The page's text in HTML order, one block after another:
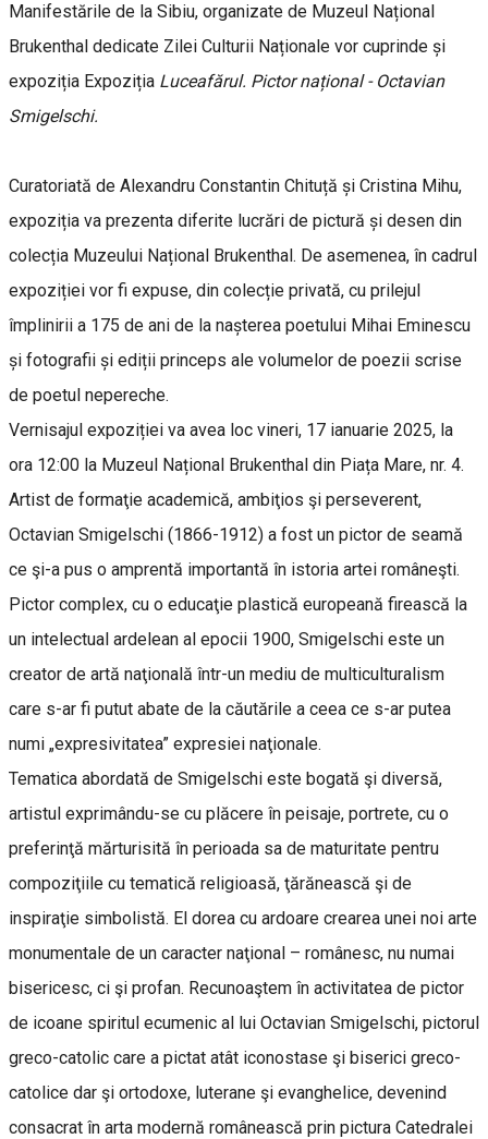
Manifestările de la Sibiu, organizate de Muzeul Național
Brukenthal dedicate Zilei Culturii Naționale vor cuprinde și
expoziția Expoziția Luceafărul. Pictor național - Octavian
Smigelschi.
Curatoriată de Alexandru Constantin Chituță și Cristina Mihu,
expoziția va prezenta diferite lucrări de pictură și desen din
colecția Muzeului Național Brukenthal. De asemenea, în cadrul
expoziției vor fi expuse, din colecție privată, cu prilejul
împlinirii a 175 de ani de la nașterea poetului Mihai Eminescu
și fotografii și ediții princeps ale volumelor de poezii scrise
de poetul nepereche.
Vernisajul expoziției va avea loc vineri, 17 ianuarie 2025, la
ora 12:00 la Muzeul Național Brukenthal din Piața Mare, nr. 4.
Artist de formaţie academică, ambiţios şi perseverent,
Octavian Smigelschi (1866-1912) a fost un pictor de seamă
ce şi-a pus o amprentă importantă în istoria artei româneşti.
Pictor complex, cu o educaţie plastică europeană firească la
un intelectual ardelean al epocii 1900, Smigelschi este un
creator de artă naţională într-un mediu de multiculturalism
care s-ar fi putut abate de la căutările a ceea ce s-ar putea
numi „expresivitatea” expresiei naţionale.
Tematica abordată de Smigelschi este bogată şi diversă,
artistul exprimându-se cu plăcere în peisaje, portrete, cu o
preferinţă mărturisită în perioada sa de maturitate pentru
compoziţiile cu tematică religioasă, ţărănească şi de
inspiraţie simbolistă. El dorea cu ardoare crearea unei noi arte
monumentale de un caracter naţional – românesc, nu numai
bisericesc, ci şi profan. Recunoaştem în activitatea de pictor
de icoane spiritul ecumenic al lui Octavian Smigelschi, pictorul
greco-catolic care a pictat atât iconostase şi biserici greco-
catolice dar şi ortodoxe, luterane şi evanghelice, devenind
consacrat în arta modernă românească prin pictura Catedralei